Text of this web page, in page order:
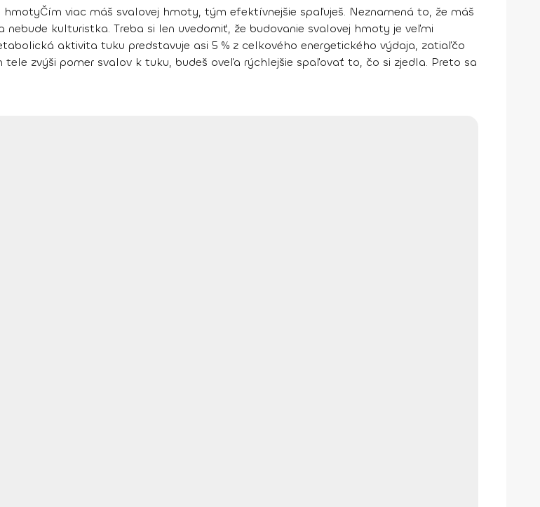
hmotyČím viac máš svalovej hmoty, tým efektívnejšie spaľuješ. Neznamená to, že máš
kulturistka. Treba si len uvedomiť, že budovanie svalovej hmoty je veľmi
aktivita tuku predstavuje asi 5 % z celkového energetického výdaja, zatiaľčo
tele zvýši pomer svalov k tuku, budeš oveľa rýchlejšie spaľovať to, čo si zjedla. Preto sa